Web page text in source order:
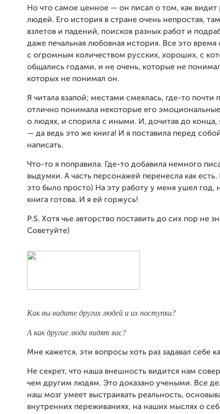
Но что самое ценное — он писал о том, как видит
людей. Его история в стране очень непростая,
взлетов и падений, поисков разных работ и
даже печальная любовная история. Все это время
с огромным количеством русских, хороших, с
общались годами, и не очень, которые не
которых не понимал он.
Я читала взапой; местами смеялась, где-то почти
отлично понимала некоторые его
о людях, и спорила с иными. И, дочитав до конца,
— да ведь это же книга! И я поставила перед
написать.
Что-то я поправила. Где-то добавила немного
выдумки. А часть персонажей перенесла как есть.
это было просто) На эту работу у меня ушел год,
книга готова. И я ей горжусь!
P.S. Хотя чье авторство поставить до сих пор не
Советуйте)
Как вы видите других людей и их поступки?
А как другие люди видят вас?
Мне кажется, эти вопросы хоть раз задавал себе
Не секрет, что наша внешность видится нам
чем другим людям. Это доказано учеными. Все
наш мозг умеет выстраивать реальность,
внутренних переживаниях, на наших мыслях о